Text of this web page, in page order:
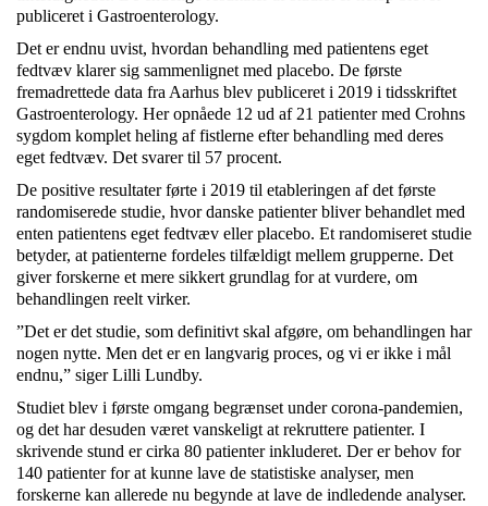
publiceret i Gastroenterology.
Det er endnu uvist, hvordan behandling med patientens eget
fedtvæv klarer sig sammenlignet med placebo. De første
fremadrettede data fra Aarhus blev publiceret i 2019 i tidsskriftet
Gastroenterology. Her opnåede 12 ud af 21 patienter med Crohns
sygdom komplet heling af fistlerne efter behandling med deres
eget fedtvæv. Det svarer til 57 procent.
De positive resultater førte i 2019 til etableringen af det første
randomiserede studie, hvor danske patienter bliver behandlet med
enten patientens eget fedtvæv eller placebo. Et randomiseret studie
betyder, at patienterne fordeles tilfældigt mellem grupperne. Det
giver forskerne et mere sikkert grundlag for at vurdere, om
behandlingen reelt virker.
”Det er det studie, som definitivt skal afgøre, om behandlingen har
nogen nytte. Men det er en langvarig proces, og vi er ikke i mål
endnu,” siger Lilli Lundby.
Studiet blev i første omgang begrænset under corona-pandemien,
og det har desuden været vanskeligt at rekruttere patienter. I
skrivende stund er cirka 80 patienter inkluderet. Der er behov for
140 patienter for at kunne lave de statistiske analyser, men
forskerne kan allerede nu begynde at lave de indledende analyser.